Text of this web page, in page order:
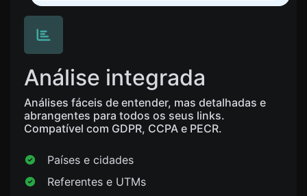
Análise integrada
Análises fáceis de entender, mas detalhadas e
abrangentes para todos os seus links.
Compatível com GDPR, CCPA e PECR.
Países e cidades
Referentes e UTMs